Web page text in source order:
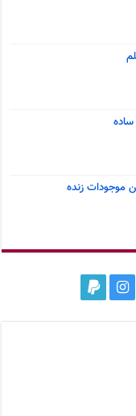
ساده
موجودات زنده